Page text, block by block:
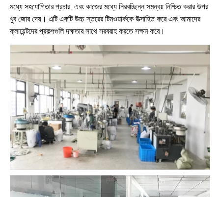
মধ্যে সহযোগিতার প্রচার, এবং কাজের মধ্যে নিরবচ্ছিন্ন সমন্বয় নিশ্চিত করার উপর
খুব জোর দেয়। এটি একটি উচ্চ স্তরের টিমওয়ার্ককে উত্সাহিত করে এবং আমাদের
ক্লায়েন্টদের প্রকল্পগুলি দক্ষতার সাথে সরবরাহ করতে সক্ষম করে।